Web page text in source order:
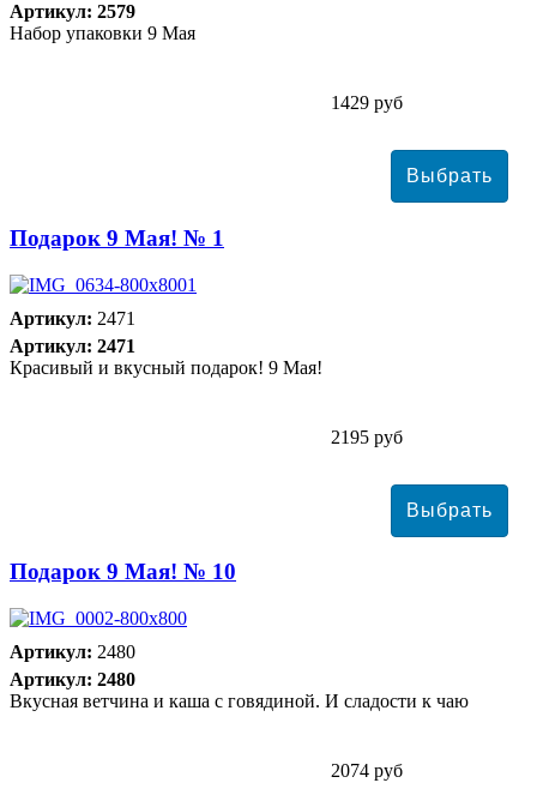
Артикул: 2579
Набор упаковки 9 Мая
1429 руб
Подарок 9 Мая! № 1
Артикул: 2471
Артикул: 2471
Красивый и вкусный подарок! 9 Мая!
2195 руб
Подарок 9 Мая! № 10
Артикул: 2480
Артикул: 2480
Вкусная ветчина и каша с говядиной. И сладости к чаю
2074 руб